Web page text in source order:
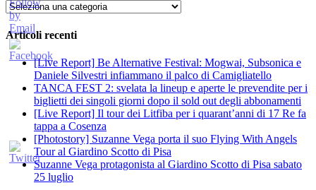
Categorie
Articoli recenti
[Live Report] Be Alternative Festival: Mogwai, Subsonica e
Daniele Silvestri infiammano il palco di Camigliatello
TANCA FEST 2: svelata la lineup e aperte le prevendite per i
biglietti dei singoli giorni dopo il sold out degli abbonamenti
[Live Report] Il tour dei Litfiba per i quarant’anni di 17 Re fa
tappa a Cosenza
[Photostory] Suzanne Vega porta il suo Flying With Angels
Tour al Giardino Scotto di Pisa
Suzanne Vega protagonista al Giardino Scotto di Pisa sabato
25 luglio